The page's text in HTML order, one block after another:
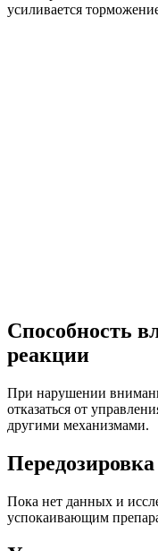
усиливается
Способность
реакции
При нарушении
отказаться от
другими механизмами.
Передозировка
Пока нет данных и
успокаивающим